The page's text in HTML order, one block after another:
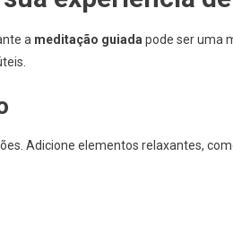
a meditação guiada pode ser uma
Adicione elementos relaxantes,